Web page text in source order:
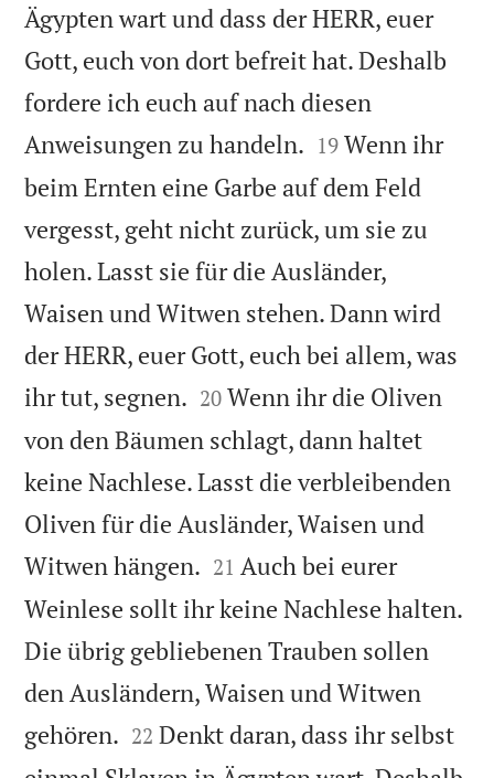
Ägypten wart und dass der HERR, euer
Gott, euch von dort befreit hat. Deshalb
fordere ich euch auf nach diesen
Anweisungen zu handeln. 

19 Wenn ihr
beim Ernten eine Garbe auf dem Feld
vergesst, geht nicht zurück, um sie zu
holen. Lasst sie für die Ausländer,
Waisen und Witwen stehen. Dann wird
der HERR, euer Gott, euch bei allem, was
ihr tut, segnen. 

20 Wenn ihr die Oliven
von den Bäumen schlagt, dann haltet
keine Nachlese. Lasst die verbleibenden
Oliven für die Ausländer, Waisen und
Witwen hängen. 

21 Auch bei eurer
Weinlese sollt ihr keine Nachlese halten.
Die übrig gebliebenen Trauben sollen
den Ausländern, Waisen und Witwen
gehören. 

22 Denkt daran, dass ihr selbst